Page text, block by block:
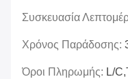
Συσκευασία
Χρόνος Παράδοσης:
Όροι Πληρωμής: L/